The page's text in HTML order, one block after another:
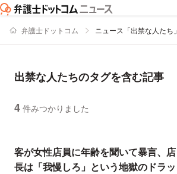
弁護士ドットコム ニュース「出禁な人たち」
出禁な人たちのタグを含む記事
4 件みつかりました
客が女性店員に年齢を聞いて暴言、店
長は「我慢しろ」という地獄のドラッ